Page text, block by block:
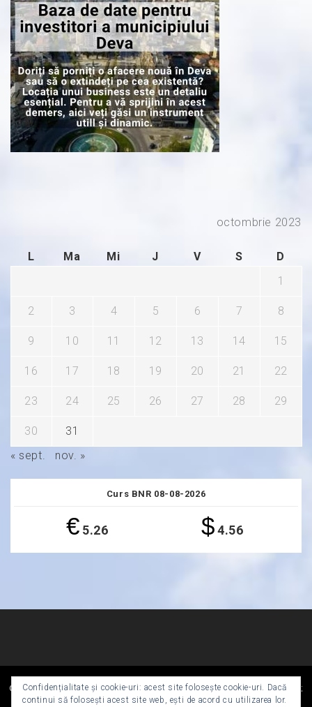
octombrie 2023
L Ma Mi J V S
D
1
2 3 4 5 6 7 8
9 10 11 12 13 14 15
16 17 18 19 20 21 22
23 24 25 26 27 28 29
30
31
« sept.
nov. »
Curs BNR 08-08-2026
€ 5.26 $4.56
Copyright Primăria Deva - All right reserved|Theme:
Magazine Prime byThemeinwp
Confidențialitate și cookie-uri: acest site folosește cookie-uri. Dacă
continui să folosești acest site web, ești de acord cu utilizarea lor.